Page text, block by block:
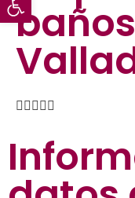
baños
